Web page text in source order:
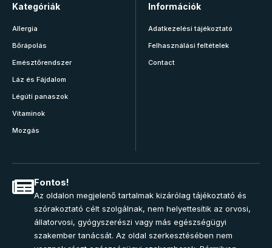
Kategóriák
Allergia
Bőrápolás
Emésztőrendszer
Láz és Fájdalom
Légúti panaszok
Vitaminok
Mozgás
Információk
Adatkezelési tájékoztató
Felhasználási feltételek
Contact
Fontos!
Az oldalon megjelenő tartalmak kizárólag tájékoztató és
szórakoztató célt szolgálnak, nem helyettesítik az orvosi,
állatorvosi, gyógyszerészi vagy más egészségügyi
szakember tanácsát. Az oldal szerkesztésében nem